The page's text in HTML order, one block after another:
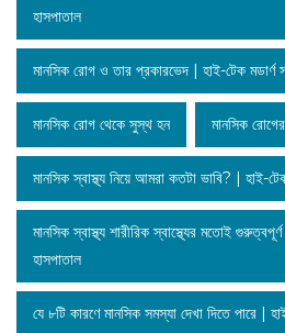
হাসপাতাল
মানসিক রোগ ও তার প্রকারভেদ | হাই-টেক মডার্ণ
মানসিক রোগ থেকে সুস্থ হন মানসিক
মানসিক স্বাস্থ্য নিয়ে আমরা কতটা ভাবি? | হাই-
মানসিক স্বাস্থ্য শারীরিক স্বাস্থ্যের মতোই
হাসপাতাল
যে ৮টি কারণে মানসিক সমস্যা দেখা দিতে পারে |